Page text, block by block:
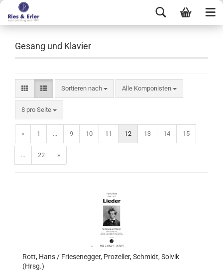
Gesang und Klavier
Sortieren nach Alle Komponisten
8 pro Seite
« 1 ... 9 10 11 12 13 14 15
... 22 »
Rott, Hans / Friesenegger, Prozeller, Schmidt, Solvik
(Hrsg.)